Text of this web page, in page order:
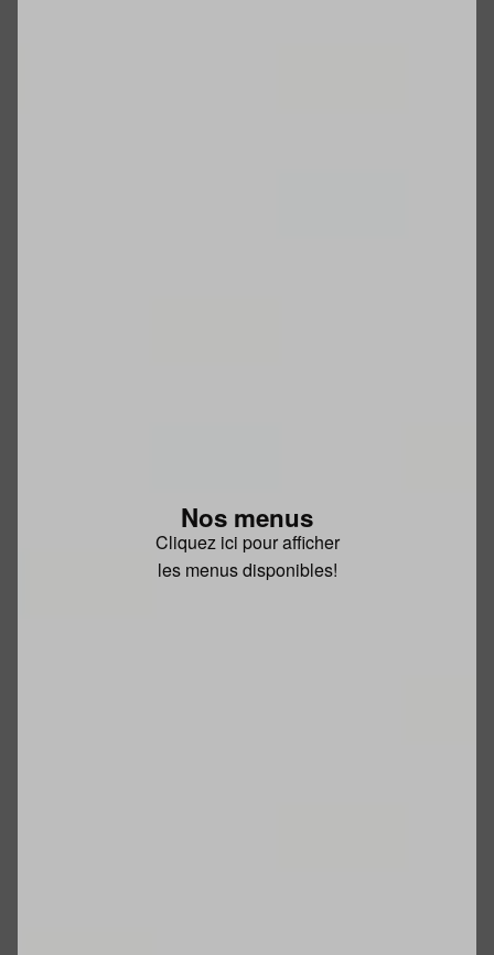
Nos menus
Cliquez ici pour afficher
les menus disponibles!